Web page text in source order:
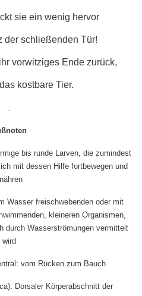
sie ein wenig hervor
der schließenden Tür!
vorwitziges Ende zurück,
kostbare Tier.
bis runde Larven, die zumindest
mit dessen Hilfe fortbewegen und
Wasser freischwebenden oder mit
kleineren Organismen,
durch Wasserströmungen vermittelt
wird
vom Rücken zum Bauch
Dorsaler Körperabschnitt der